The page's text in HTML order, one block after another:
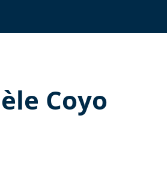
Coyo